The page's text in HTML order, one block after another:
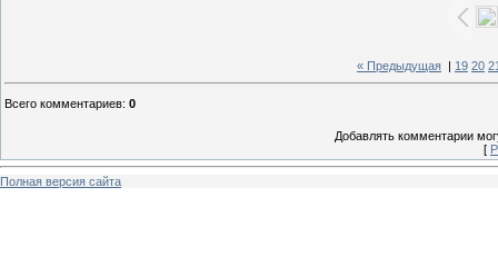
« Предыдущая 19 20
Всего комментариев: 0
Добавлять комментарии
[
Полная версия сайта